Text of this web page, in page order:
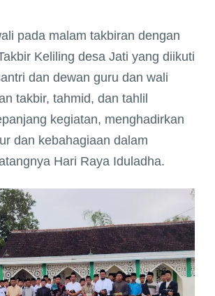
pada malam takbiran dengan
Keliling desa Jati yang diikuti
dan dewan guru dan wali
takbir, tahmid, dan tahlil
kegiatan, menghadirkan
dan kebahagiaan dalam
Hari Raya Iduladha.